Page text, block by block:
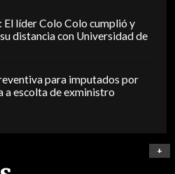
El líder Colo Colo cumplió y
distancia con Universidad de
para imputados por
a escolta de exministro
+